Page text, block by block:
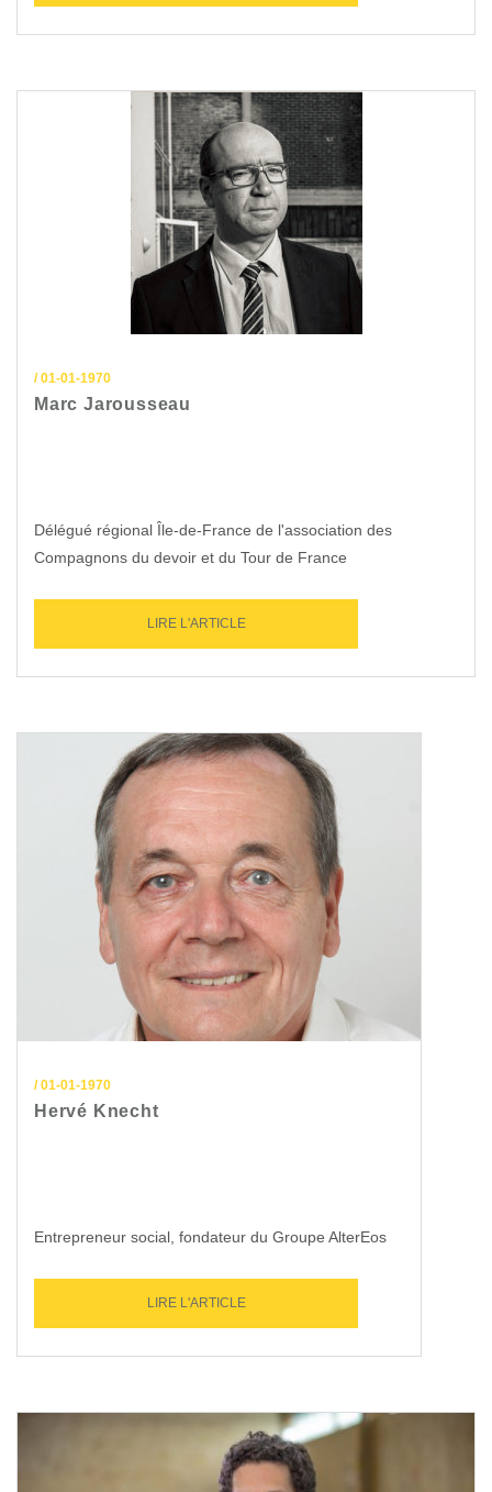
/ 01-01-1970
Marc Jarousseau
Délégué régional Île-de-France de l'association des
Compagnons du devoir et du Tour de France
LIRE L'ARTICLE
/ 01-01-1970
Hervé Knecht
Entrepreneur social, fondateur du Groupe AlterEos
LIRE L'ARTICLE